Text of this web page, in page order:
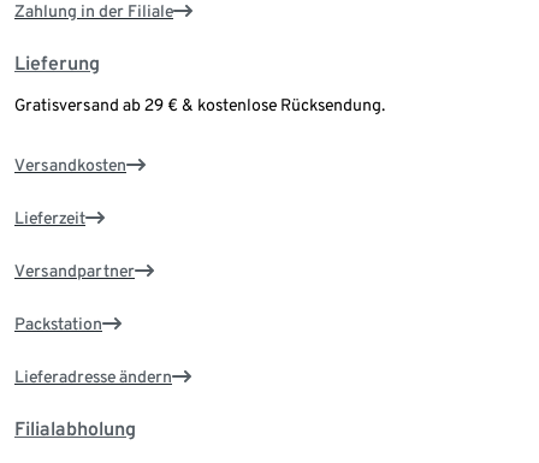
Zahlung in der Filiale
Lieferung
Gratisversand ab 29 € & kostenlose Rücksendung.
Versandkosten
Lieferzeit
Versandpartner
Packstation
Lieferadresse ändern
Filialabholung